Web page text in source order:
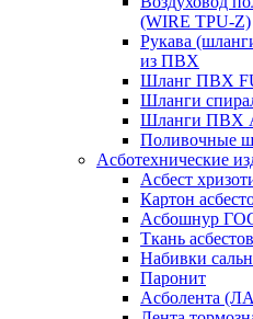
(WIRE TPU-Z)
Рукава
из ПВХ
Шланг ПВХ
Шланги
Шланги ПВХ
Поливочные
Асботехнические
Асбест
Картон
Асбошнур
Ткань
Набивки
Паронит
Асболента